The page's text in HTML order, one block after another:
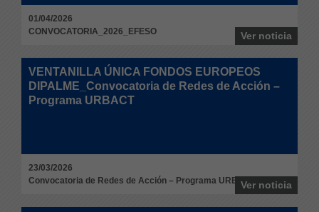
01/04/2026
CONVOCATORIA_2026_EFESO
Ver noticia
VENTANILLA ÚNICA FONDOS EUROPEOS
DIPALME_Convocatoria de Redes de Acción –
Programa URBACT
23/03/2026
Convocatoria de Redes de Acción – Programa URBACTVer noticia